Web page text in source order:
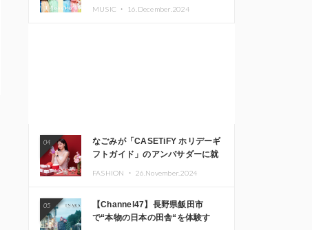
出演
MUSIC ・ 16.December.2024
04
なごみが「CASETiFY ホリデーギ
フトガイド」のアンバサダーに就
FASHION ・ 26.November.2024
05
【Channel47】長野県飯田市
で“本物の日本の田舎“を体験す